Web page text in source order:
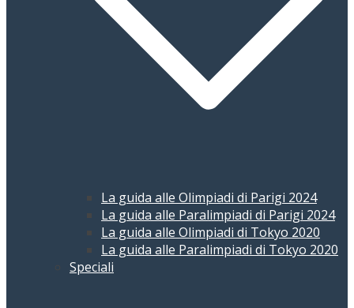
La guida alle Olimpiadi di Parigi 2024
La guida alle Paralimpiadi di Parigi 2024
La guida alle Olimpiadi di Tokyo 2020
La guida alle Paralimpiadi di Tokyo 2020
Speciali